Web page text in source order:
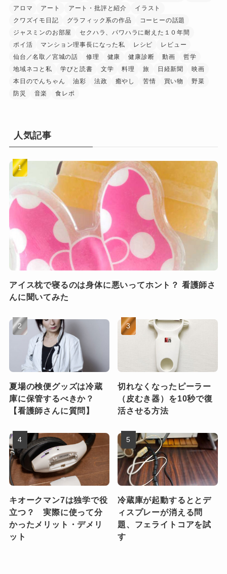
アロマ
アート アート・批評と紹介
イラスト
クワズイモ日記
グラフィック系の作品
コーヒーの話題
ジャスミンのお部屋
セクハラ、パワハラに耐えた１０年間
ポイ活
マンション理事長になった私 レシピ
レビュー
仙台／名取／宮城の話
修理 健康 健康診断 動画
哲学
地域ネコと私
学びと読書 文学 料理 旅 日経新聞
映画
本日のでんちゃん
油彩 法政 癒やし 苦情 買い物
野菜
防災
音楽 食レポ
人気記事
アイス枕で寝るのは身体に悪いってホント？ 看護師さ
んに聞いてみた
夏場の検便グッズは冷蔵
庫に保管するべきか？
【看護師さんに質問】
切れなくなったピーラー
（皮むき器）を10秒で復
活させる方法
キオークマン7は独学で役
立つ？ 実際に使って分
かったメリット・デメリ
ット
冷蔵庫が起動するととデ
ィスプレーが消える問
題、フェライトコアを試
す